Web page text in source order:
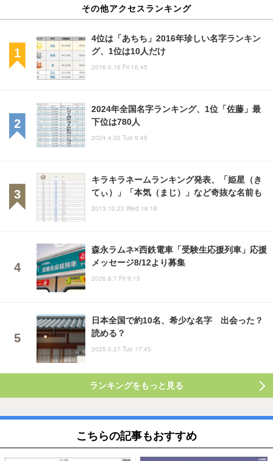
その他アクセスランキング
4位は「あちち」2016年珍しい名字ランキン
グ、1位は10人だけ
2016.9.16 Fri 16:45
2024年全国名字ランキング、1位「佐藤」最
下位は780人
2024.4.30 Tue 9:45
キラキラネームランキング発表、「姫星（き
てぃ）」「本気（まじ）」など奇抜な名前も
2013.10.23 Wed 16:18
森永ラムネ×西鉄電車「受験生応援列車」応援
メッセージ8/12より募集
2026.8.7 Fri 9:15
日本全国で約10名、希少な名字 出会った？
読める？
2025.5.27 Tue 17:45
ランキングをもっと見る
こちらの記事もおすすめ